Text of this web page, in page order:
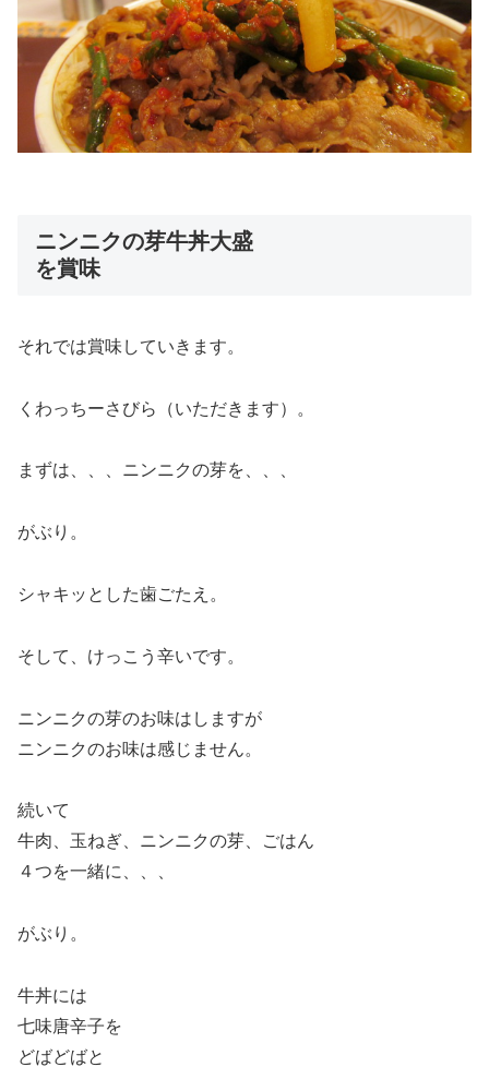
ニンニクの芽牛丼大盛
を賞味
それでは賞味していきます。
くわっちーさびら（いただきます）。
まずは、、、ニンニクの芽を、、、
がぶり。
シャキッとした歯ごたえ。
そして、けっこう辛いです。
ニンニクの芽のお味はしますが
ニンニクのお味は感じません。
続いて
牛肉、玉ねぎ、ニンニクの芽、ごはん
４つを一緒に、、、
がぶり。
牛丼には
七味唐辛子を
どばどばと